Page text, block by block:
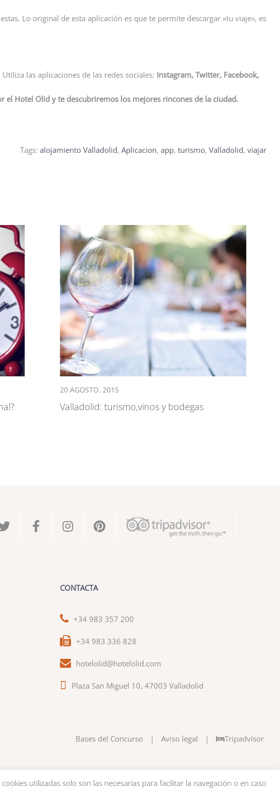
Lo original de esta aplicación es que te permite descargar »tu viaje», es
las aplicaciones de las redes sociales: Instagram, Twitter, Facebook,
el Hotel Olid y te descubriremos los mejores rincones de la ciudad.
Tags: alojamiento Valladolid, Aplicacion, app, turismo, Valladolid, viajar
20 AGOSTO, 2015
Valladolid: turismo,vinos y bodegas
CONTACTA
+34 983 357 200
+34 983 336 828
hotelolid@hotelolid.com
Plaza San Miguel 10, 47003 Valladolid
Bases del Concurso | Aviso legal | Tripadvisor
utilizadas solo son las necesarias para facilitar la navegación o en caso